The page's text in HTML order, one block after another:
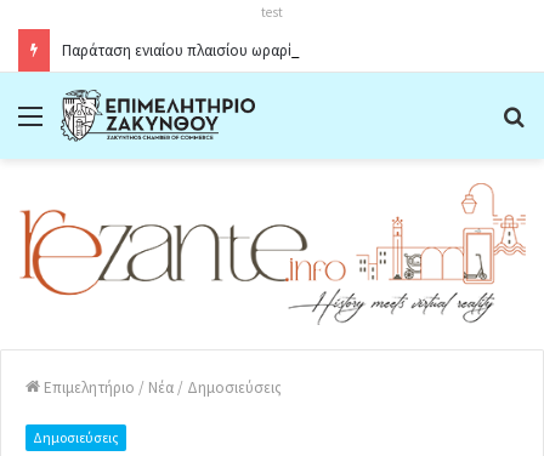
test
Menu
Επιμελητήριο / Νέα / Δημοσιεύσεις
Δημοσιεύσεις